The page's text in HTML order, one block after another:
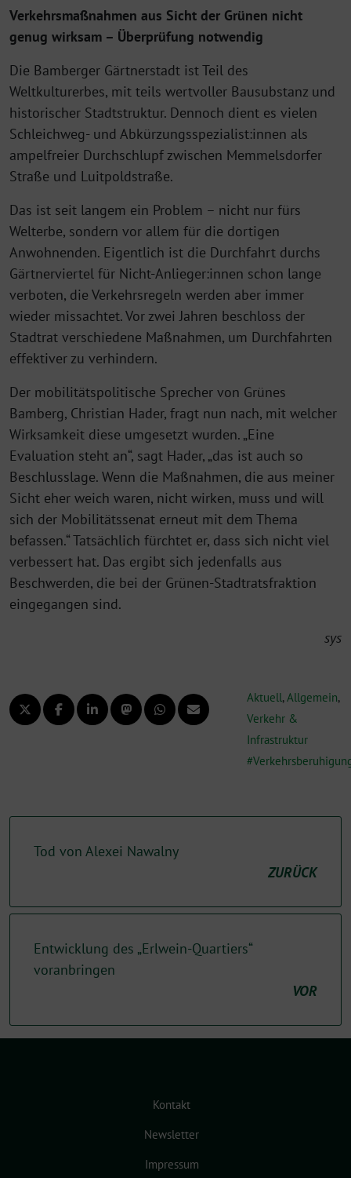
Verkehrsmaßnahmen aus Sicht der Grünen nicht
genug wirksam – Überprüfung notwendig
Die Bamberger Gärtnerstadt ist Teil des
Weltkulturerbes, mit teils wertvoller Bausubstanz und
historischer Stadtstruktur. Dennoch dient es vielen
Schleichweg- und Abkürzungsspezialist:innen als
ampelfreier Durchschlupf zwischen Memmelsdorfer
Straße und Luitpoldstraße.
Das ist seit langem ein Problem – nicht nur fürs
Welterbe, sondern vor allem für die dortigen
Anwohnenden. Eigentlich ist die Durchfahrt durchs
Gärtnerviertel für Nicht-Anlieger:innen schon lange
verboten, die Verkehrsregeln werden aber immer
wieder missachtet. Vor zwei Jahren beschloss der
Stadtrat verschiedene Maßnahmen, um Durchfahrten
effektiver zu verhindern.
Der mobilitätspolitische Sprecher von Grünes
Bamberg, Christian Hader, fragt nun nach, mit welcher
Wirksamkeit diese umgesetzt wurden. „Eine
Evaluation steht an“, sagt Hader, „das ist auch so
Beschlusslage. Wenn die Maßnahmen, die aus meiner
Sicht eher weich waren, nicht wirken, muss und will
sich der Mobilitätssenat erneut mit dem Thema
befassen.“ Tatsächlich fürchtet er, dass sich nicht viel
verbessert hat. Das ergibt sich jedenfalls aus
Beschwerden, die bei der Grünen-Stadtratsfraktion
eingegangen sind.
sys
Aktuell,Allgemein,
Verkehr &
Infrastruktur
Tod von Alexei Nawalny
ZURÜCK
Entwicklung des „Erlwein-Quartiers“
voranbringen
VOR
Kontakt
Newsletter
Impressum